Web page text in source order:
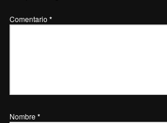
Comentario *
Nombre *